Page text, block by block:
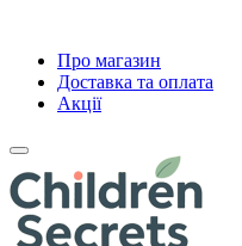
Про магазин
Доставка та оплата
Акції